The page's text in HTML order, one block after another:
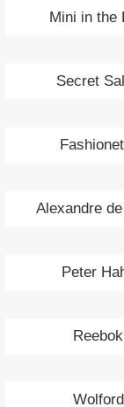
Mini in the
Secret
Alexandre
Peter
Reebok
Wolford